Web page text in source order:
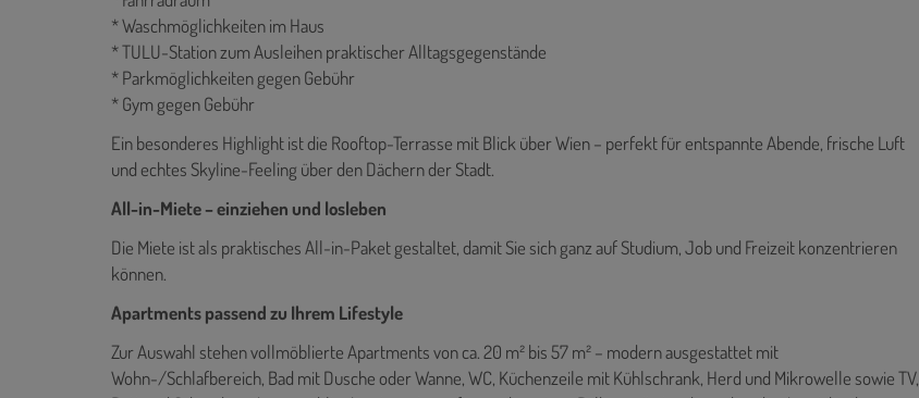
* Waschmöglichkeiten im Haus
* TULU-Station zum Ausleihen praktischer Alltagsgegenstände
* Parkmöglichkeiten gegen Gebühr
* Gym gegen Gebühr
Ein besonderes Highlight ist die Rooftop-Terrasse mit Blick über Wien – perfekt für entspannte Abende, frische Luft
und echtes Skyline-Feeling über den Dächern der Stadt.
All-in-Miete – einziehen und losleben
Die Miete ist als praktisches All-in-Paket gestaltet, damit Sie sich ganz auf Studium, Job und Freizeit konzentrieren
können.
Apartments passend zu Ihrem Lifestyle
Zur Auswahl stehen vollmöblierte Apartments von ca. 20 m² bis 57 m² – modern ausgestattet mit
Wohn-/Schlafbereich, Bad mit Dusche oder Wanne, WC, Küchenzeile mit Kühlschrank, Herd und Mikrowelle sowie TV,